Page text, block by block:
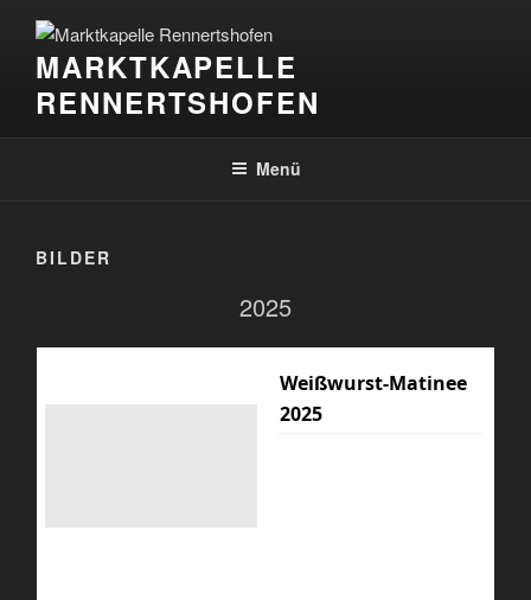
Inhalt
springenMARKTKAPELLE
RENNERTSHOFEN
Menü
BILDER
2025
Weißwurst-Matinee
2025